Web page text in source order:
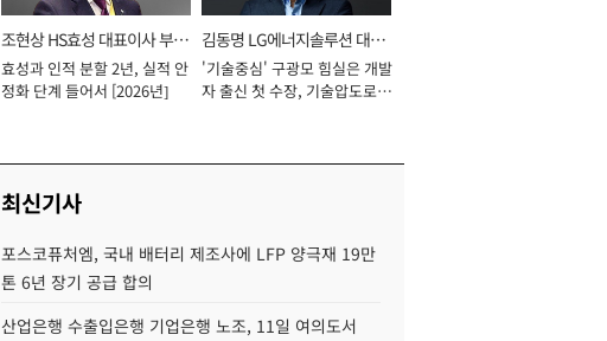
조현상 HS효성 대표이사 부회
장
효성과 인적 분할 2년, 실적 안
정화 단계 들어서 [2026년]
김동명 LG에너지솔루션 대표
이사 사장
'기술중심' 구광모 힘실은 개발
자 출신 첫 수장, 기술압도로
최신기사
포스코퓨처엠, 국내 배터리 제조사에 LFP 양극재 19만
톤 6년 장기 공급 합의
산업은행 수출입은행 기업은행 노조, 11일 여의도서